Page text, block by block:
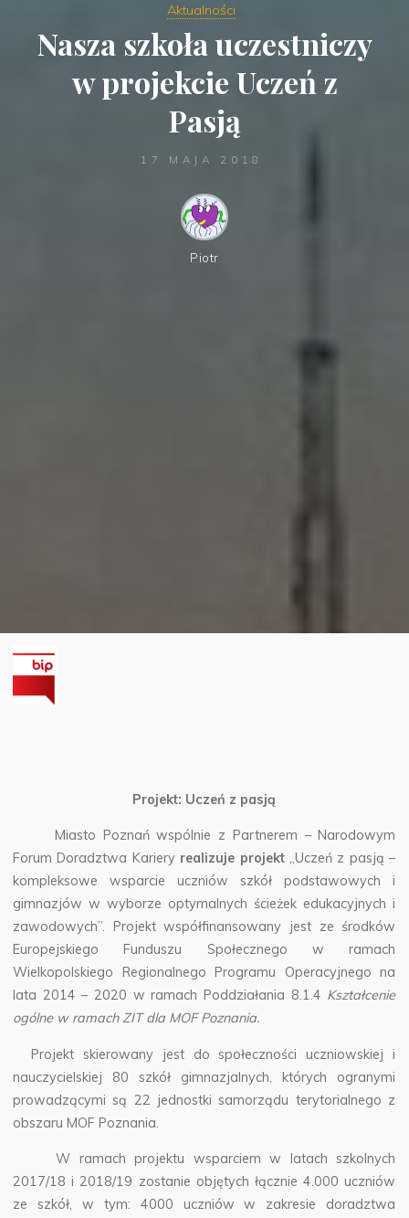
Aktualności
Nasza szkoła uczestniczy
w projekcie Uczeń z
Pasją
17 MAJA 2018
Piotr
Projekt: Uczeń z pasją
Miasto Poznań wspólnie z Partnerem – Narodowym
Forum Doradztwa Kariery realizuje projekt „Uczeń z pasją –
kompleksowe wsparcie uczniów szkół podstawowych i
gimnazjów w wyborze optymalnych ścieżek edukacyjnych i
zawodowych”.Projekt współfinansowany jest ze środków
Europejskiego Funduszu Społecznego w ramach
Wielkopolskiego Regionalnego Programu Operacyjnego na
lata 2014 – 2020 w ramach Poddziałania 8.1.4 Kształcenie
ogólne w ramach ZIT dla MOF Poznania.
Projekt skierowany jest do społeczności uczniowskiej i
nauczycielskiej 80 szkół gimnazjalnych, których ogranymi
prowadzącymi są 22 jednostki samorządu terytorialnego z
obszaru MOF Poznania.
W ramach projektu wsparciem w latach szkolnych
2017/18 i 2018/19 zostanie objętych łącznie 4.000 uczniów
ze szkół, w tym: 4000 uczniów w zakresie doradztwa